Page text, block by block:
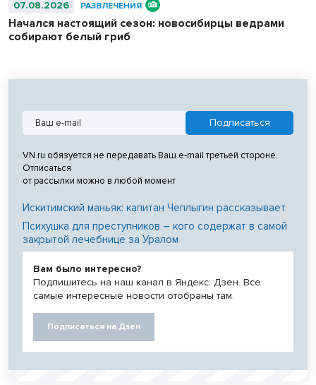
07.08.2026 РАЗВЛЕЧЕНИЯ
Начался настоящий сезон: новосибирцы ведрами
собирают белый гриб
VN.ru обязуется не передавать Ваш e-mail третьей стороне.
Отписаться
от рассылки можно в любой момент
Искитимский маньяк: капитан Чеплыгин рассказывает
Психушка для преступников – кого содержат в самой
закрытой лечебнице за Уралом
Вам было интересно?
Подпишитесь на наш канал в Яндекс. Дзен. Все
самые интересные новости отобраны там.
Подписаться на Дзен